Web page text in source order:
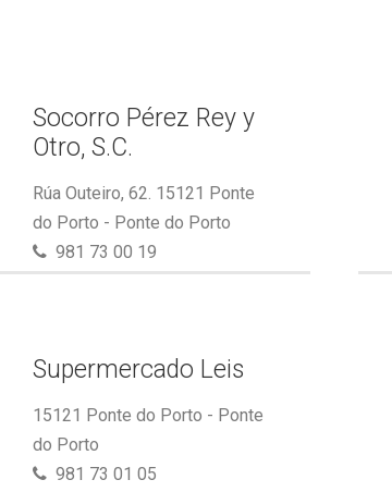
Socorro Pérez Rey y
Otro, S.C.
Rúa Outeiro, 62. 15121 Ponte
do Porto - Ponte do Porto
981 73 00 19
Supermercado Leis
15121 Ponte do Porto - Ponte
do Porto
981 73 01 05